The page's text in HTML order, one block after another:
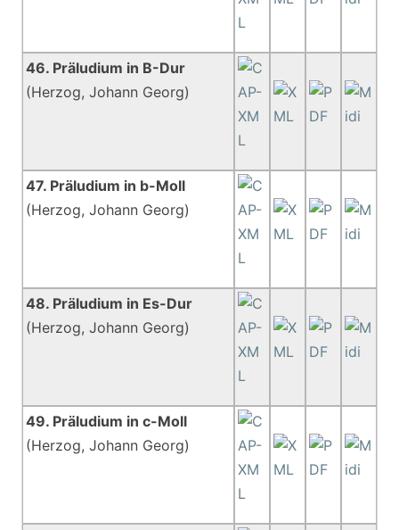
46. Präludium in B-Dur
(Herzog, Johann Georg)
47. Präludium in b-Moll
(Herzog, Johann Georg)
48. Präludium in Es-Dur
(Herzog, Johann Georg)
49. Präludium in c-Moll
(Herzog, Johann Georg)